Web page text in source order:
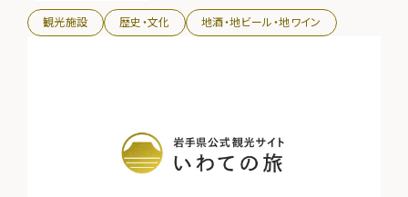
観光施設 歴史・文化 地酒・地ビール・地ワイン